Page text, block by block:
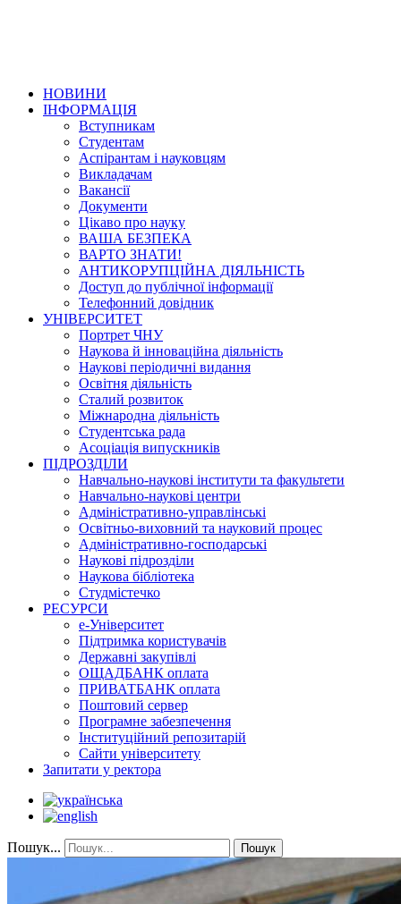
НОВИНИ
ІНФОРМАЦІЯ
Вступникам
Студентам
Аспірантам і науковцям
Викладачам
Вакансії
Документи
Цікаво про науку
ВАША БЕЗПЕКА
ВАРТО ЗНАТИ!
АНТИКОРУПЦІЙНА ДІЯЛЬНІСТЬ
Доступ до публічної інформації
Телефонний довідник
УНІВЕРСИТЕТ
Портрет ЧНУ
Наукова й інноваційна діяльність
Наукові періодичні видання
Освітня діяльність
Сталий розвиток
Міжнародна діяльність
Студентська рада
Асоціація випускників
ПІДРОЗДІЛИ
Навчально-наукові інститути та факультети
Навчально-наукові центри
Адміністративно-управлінські
Освітньо-виховний та науковий процес
Адміністративно-господарські
Наукові підрозділи
Наукова бібліотека
Студмістечко
РЕСУРСИ
е-Університет
Підтримка користувачів
Державні закупівлі
ОЩАДБАНК оплата
ПРИВАТБАНК оплата
Поштовий сервер
Програмне забезпечення
Інституційний репозитарій
Сайти університету
Запитати у ректора
Пошук... Пошук